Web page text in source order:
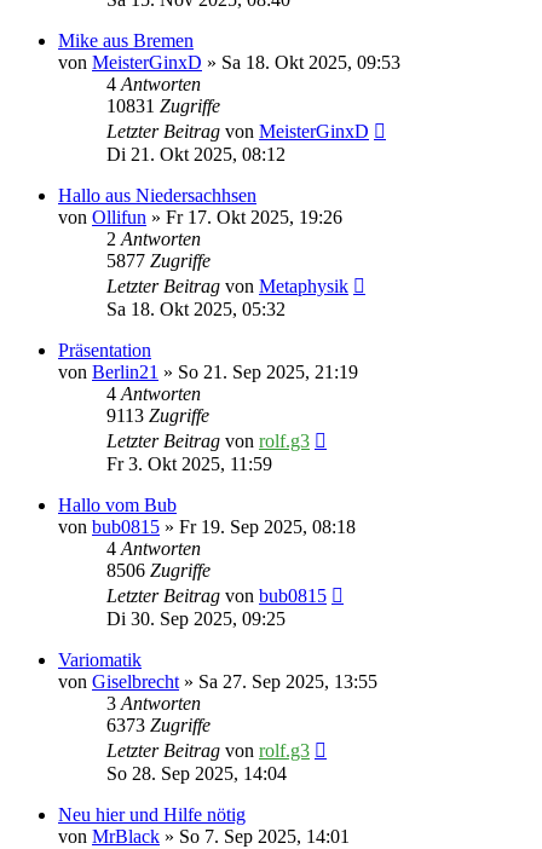
Mike aus Bremen
von MeisterGinxD » Sa 18. Okt 2025, 09:53
4Antworten
10831 Zugriffe
Letzter Beitrag von MeisterGinxD
Di 21. Okt 2025, 08:12
Hallo aus Niedersachhsen
von Ollifun » Fr 17. Okt 2025, 19:26
2Antworten
5877 Zugriffe
Letzter Beitrag von Metaphysik
Sa 18. Okt 2025, 05:32
Präsentation
von Berlin21 » So 21. Sep 2025, 21:19
4Antworten
9113 Zugriffe
Letzter Beitrag von rolf.g3
Fr 3. Okt 2025, 11:59
Hallo vom Bub
von bub0815 » Fr 19. Sep 2025, 08:18
4Antworten
8506 Zugriffe
Letzter Beitrag von bub0815
Di 30. Sep 2025, 09:25
Variomatik
von Giselbrecht» Sa 27. Sep 2025, 13:55
3Antworten
6373 Zugriffe
Letzter Beitrag von rolf.g3
So 28. Sep 2025, 14:04
Neu hier und Hilfe nötig
von MrBlack » So 7. Sep 2025, 14:01